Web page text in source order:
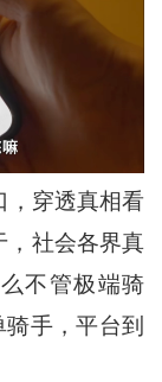
穿透真相看
，社会各界真
不管极端骑
手，平台到